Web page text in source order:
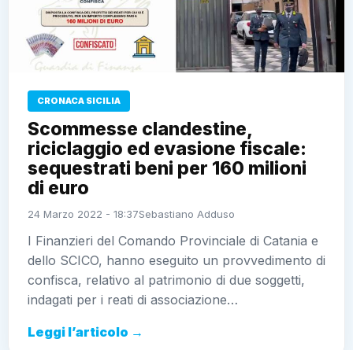
CRONACA SICILIA
Scommesse clandestine,
riciclaggio ed evasione fiscale:
sequestrati beni per 160 milioni di
euro
24 Marzo 2022 - 18:37Sebastiano Adduso
I Finanzieri del Comando Provinciale di Catania e
dello SCICO, hanno eseguito un provvedimento di
confisca, relativo al patrimonio di due soggetti,
indagati per i reati di associazione…
Leggi l’articolo →